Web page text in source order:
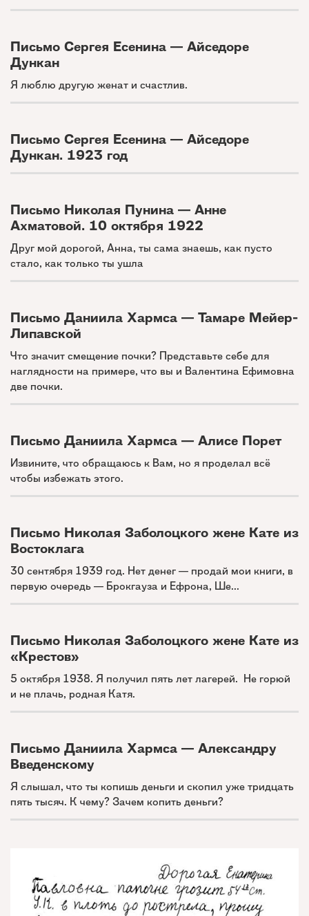
Письмо Сергея Есенина — Айседоре
Дункан
Я люблю другую женат и счастлив.
Письмо Сергея Есенина — Айседоре
Дункан. 1923 год
Письмо Николая Пунина — Анне
Ахматовой. 10 октября 1922
Друг мой дорогой, Анна, ты сама знаешь, как пусто
стало, как только ты ушла
Письмо Даниила Хармса — Тамаре Мейер-
Липавской
Что значит смещение почки? Представьте себе для
наглядности на примере, что вы и Валентина Ефимовна
две почки.
Письмо Даниила Хармса — Алисе Порет
Извините, что обращаюсь к Вам, но я проделал всё
чтобы избежать этого.
Письмо Николая Заболоцкого жене Кате из
Востоклага
30 сентября 1939 год. Нет денег — продай мои книги, в
первую очередь — Брокгауза и Ефрона, Ше...
Письмо Николая Заболоцкого жене Кате из
«Крестов»
5 октября 1938. Я получил пять лет лагерей. Не горюй
и не плачь, родная Катя.
Письмо Даниила Хармса — Александру
Введенскому
Я слышал, что ты копишь деньги и скопил уже тридцать
пять тысяч. К чему? Зачем копить деньги?